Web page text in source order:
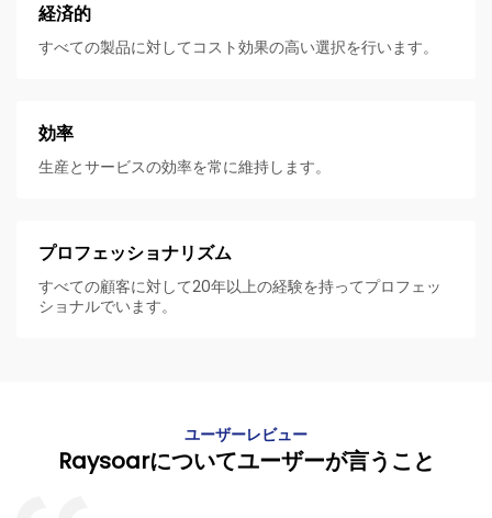
経済的
すべての製品に対してコスト効果の高い選択を行います。
効率
生産とサービスの効率を常に維持します。
プロフェッショナリズム
すべての顧客に対して20年以上の経験を持ってプロフェッ
ショナルでいます。
ユーザーレビュー
Raysoarについてユーザーが言うこと